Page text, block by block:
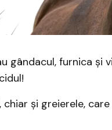
gândacul, furnica și
și greierele, care